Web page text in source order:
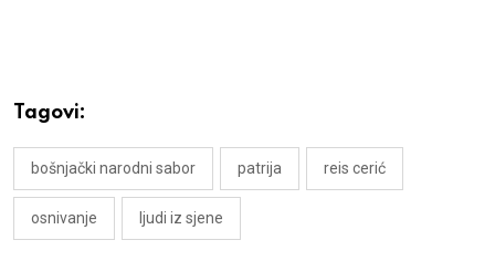
Tagovi:
bošnjački narodni sabor patrija reis cerić
osnivanje ljudi iz sjene